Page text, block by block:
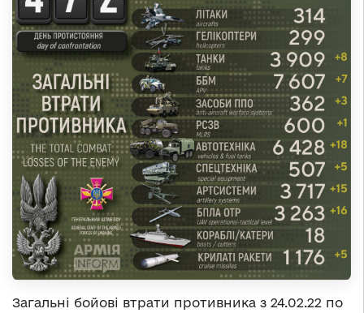
Загальні бойові втрати противника з 24.02.22 по